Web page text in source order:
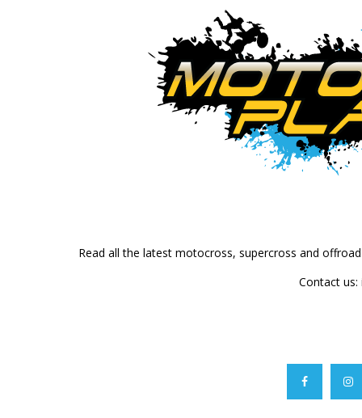
Read all the latest motocross, supercross and
Contact us: